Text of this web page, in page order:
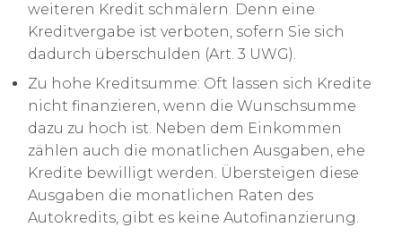
weiteren Kredit schmälern. Denn eine
Kreditvergabe ist verboten, sofern Sie sich
dadurch überschulden (Art. 3 UWG).
Zu hohe Kreditsumme: Oft lassen sich Kredite
nicht finanzieren, wenn die Wunschsumme
dazu zu hoch ist. Neben dem Einkommen
zählen auch die monatlichen Ausgaben, ehe
Kredite bewilligt werden. Übersteigen diese
Ausgaben die monatlichen Raten des
Autokredits, gibt es keine Autofinanzierung.